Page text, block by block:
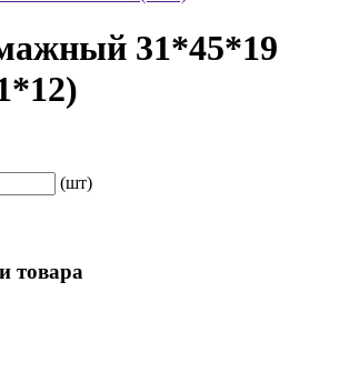
31*45*19
(шт)
товара